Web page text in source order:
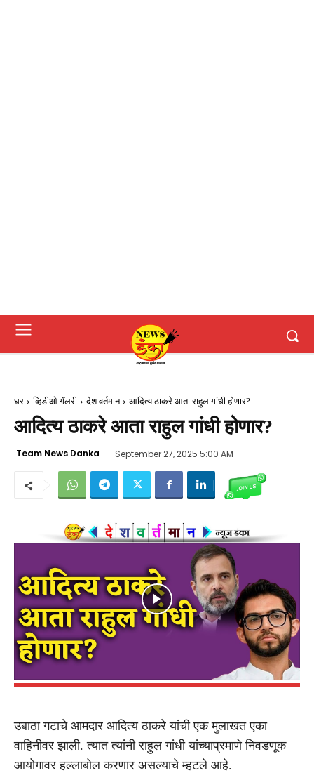
घर व्हिडीओ गॅलरी देश वर्तमान आदित्य ठाकरे आता राहुल गांधी होणार?
आदित्य ठाकरे आता राहुल गांधी होणार?
Team News Danka September 27, 2025 5:00 AM
उबाठा गटाचे आमदार आदित्य ठाकरे यांची एक मुलाखत एका
वाहिनीवर झाली. त्यात त्यांनी राहुल गांधी यांच्याप्रमाणे निवडणूक
आयोगावर हल्लाबोल करणार असल्याचे म्हटले आहे.